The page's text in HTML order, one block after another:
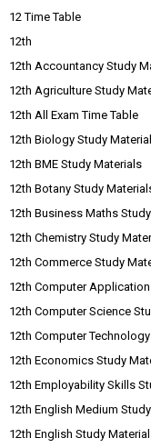
12 Time Table
12th
12th Accountancy Study
12th Agriculture Study
12th All Exam Time Table
12th Biology Study
12th BME Study Materials
12th Botany Study
12th Business Maths
12th Chemistry Study
12th Commerce Study
12th Computer
12th Computer Science
12th Computer
12th Economics Study
12th Employability Skills
12th English Medium
12th English Study Material